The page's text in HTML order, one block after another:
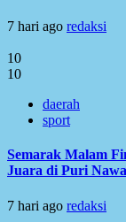
7 hari ago redaksi
10
10
daerah
sport
Semarak Malam
Juara di Puri
7 hari ago redaksi